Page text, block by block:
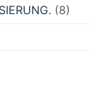
(8)